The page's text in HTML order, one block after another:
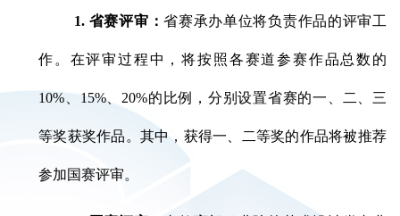
1. 省赛评审：省赛承办单位将负责作品的评审工
作。在评审过程中，将按照各赛道参赛作品总数的
10%、15%、20%的比例，分别设置省赛的一、二、三
等奖获奖作品。其中，获得一、二等奖的作品将被推荐
参加国赛评审。